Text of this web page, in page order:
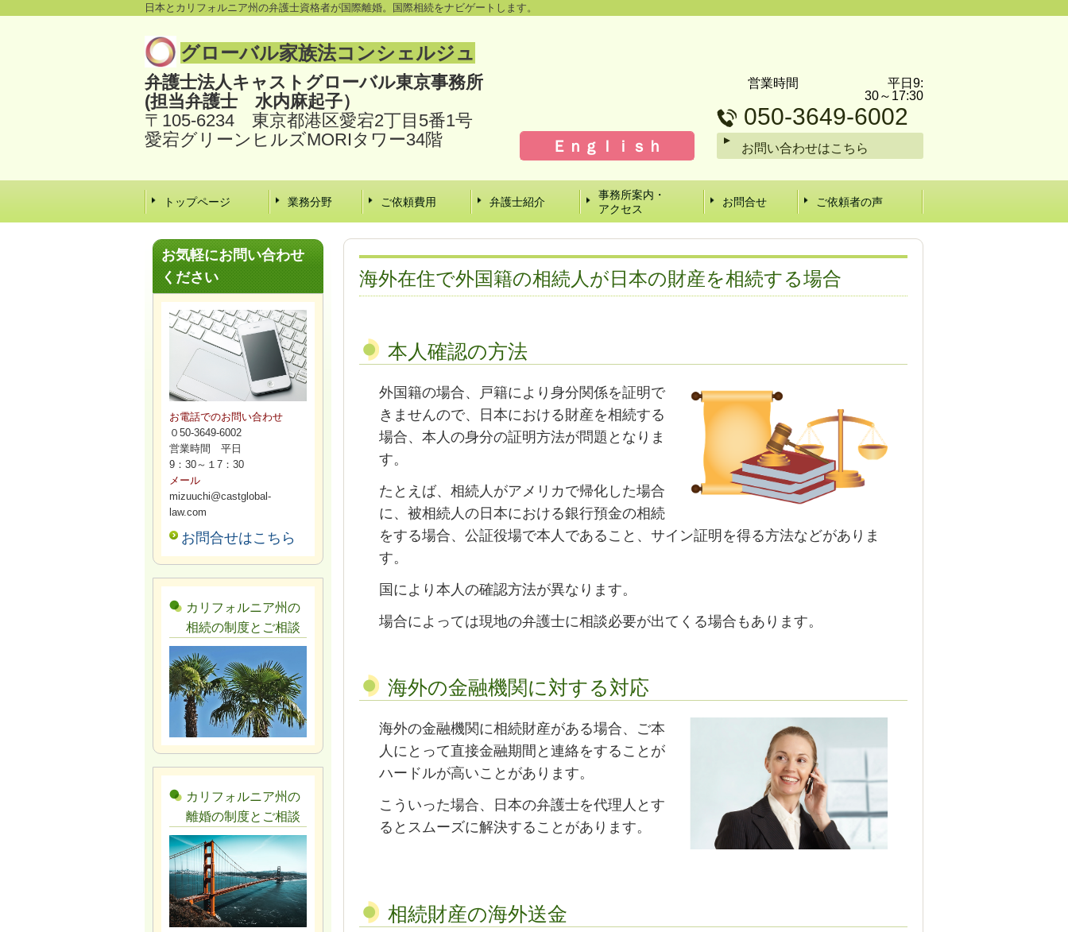
日本とカリフォルニア州の弁護士資格者が国際離婚。国際相続をナビゲートします。
グローバル家族法コンシェルジュ
弁護士法人キャストグローバル東京事務所
(担当弁護士 水内麻起子）
〒105-6234 東京都港区愛宕2丁目5番1号
愛宕グリーンヒルズMORIタワー34階
Ｅｎｇｌｉｓｈ
営業時間 平日9:
30～17:30
050-3649-6002
お問い合わせはこちら
トップページ 業務分野 ご依頼費用 弁護士紹介
事務所案内・
アクセス
お問合せ ご依頼者の声
海外在住で外国籍の相続人が日本の財産を相続する場合
本人確認の方法
外国籍の場合、戸籍により身分関係を証明で
きませんので、日本における財産を相続する
場合、本人の身分の証明方法が問題となりま
す。
たとえば、相続人がアメリカで帰化した場合
に、被相続人の日本における銀行預金の相続
をする場合、公証役場で本人であること、サイン証明を得る方法などがありま
す。
国により本人の確認方法が異なります。
場合によっては現地の弁護士に相談必要が出てくる場合もあります。
海外の金融機関に対する対応
海外の金融機関に相続財産がある場合、ご本
人にとって直接金融期間と連絡をすることが
ハードルが高いことがあります。
こういった場合、日本の弁護士を代理人とす
るとスムーズに解決することがあります。
相続財産の海外送金
お気軽にお問い合わせ
ください
お電話でのお問い合わせ
０50-3649-6002
営業時間 平日
9：30～１7：30
メール
mizuuchi@castglobal-
law.com
お問合せはこちら
カリフォルニア州の
相続の制度とご相談
カリフォルニア州の
離婚の制度とご相談